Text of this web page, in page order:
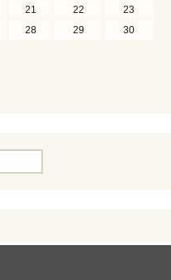
21 22
23
28 29
30